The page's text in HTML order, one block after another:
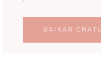
BAIXAR